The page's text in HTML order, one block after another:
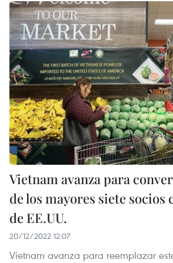
Vietnam avanza para
de los mayores siete socios
de EE.UU.
20/12/2022 12:07
Vietnam avanza para reemplazar